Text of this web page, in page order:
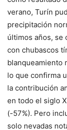
verano, Turín
precipitación
últimos años, se
con chubascos
blanqueamiento
lo que confirma
la contribución
en todo el siglo
(-57%). Pero
solo nevadas